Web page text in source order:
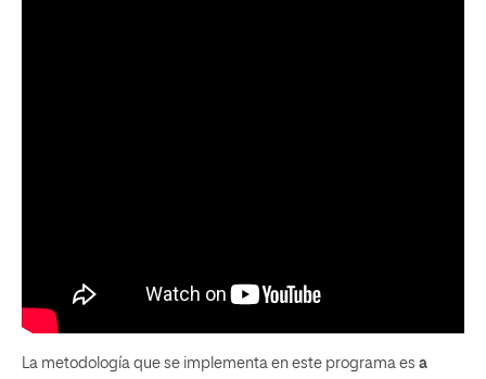
La metodología que se implementa en este programa es a